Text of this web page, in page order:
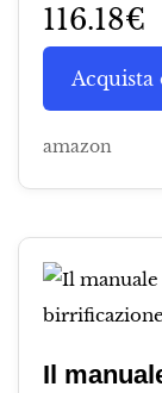
116.18€
Acquista
amazon
Il